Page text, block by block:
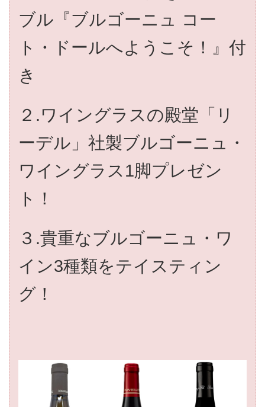
ブル『ブルゴーニュ コー
ト・ドールへようこそ！』付
き
２.ワイングラスの殿堂「リ
ーデル」社製ブルゴーニュ・
ワイングラス1脚プレゼン
ト！
３.貴重なブルゴーニュ・ワ
イン3種類をテイスティン
グ！